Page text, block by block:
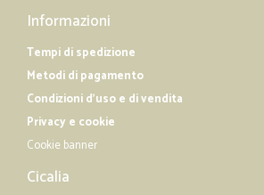
Informazioni
Tempi di spedizione
Metodi di pagamento
Condizioni d'uso e di vendita
Privacy e cookie
Cookie banner
Cicalia